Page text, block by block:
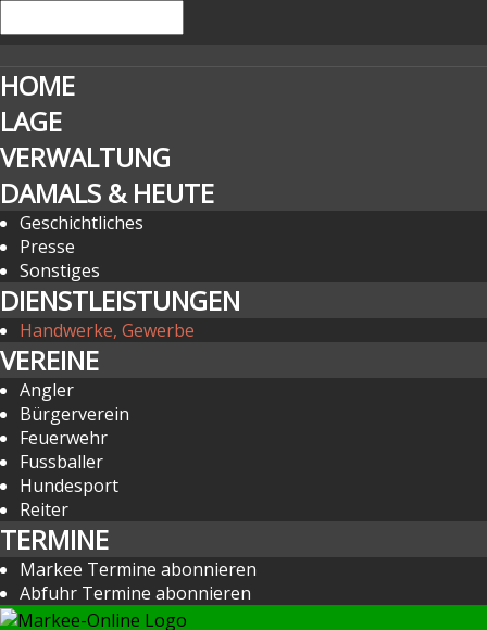
HOME
LAGE
VERWALTUNG
DAMALS & HEUTE
Geschichtliches
Presse
Sonstiges
DIENSTLEISTUNGEN
Handwerke, Gewerbe
VEREINE
Angler
Bürgerverein
Feuerwehr
Fussballer
Hundesport
Reiter
TERMINE
Markee Termine abonnieren
Abfuhr Termine abonnieren